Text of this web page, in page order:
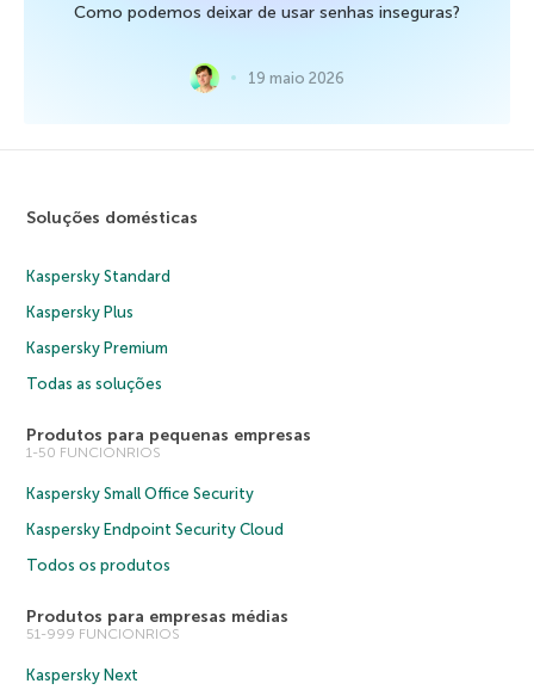
Como podemos deixar de usar senhas inseguras?
19 maio 2026
Soluções domésticas
Kaspersky Standard
Kaspersky Plus
Kaspersky Premium
Todas as soluções
Produtos para pequenas empresas
1-50 FUNCIONRIOS
Kaspersky Small Office Security
Kaspersky Endpoint Security Cloud
Todos os produtos
Produtos para empresas médias
51-999 FUNCIONRIOS
Kaspersky Next